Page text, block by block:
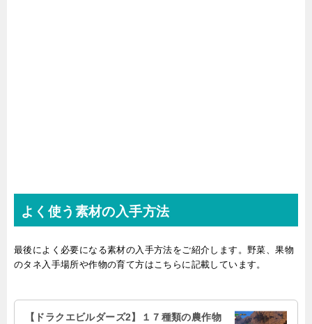
よく使う素材の入手方法
最後によく必要になる素材の入手方法をご紹介します。野菜、果物
のタネ入手場所や作物の育て方はこちらに記載しています。
【ドラクエビルダーズ2】１７種類の農作物